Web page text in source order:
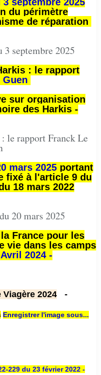
du périmètre
de réparation
septembre 2025
: le rapport
Guen
sur organisation
des Harkis -
le rapport Franck Le
mars 2025portant
fixé à l'article 9 du
18 mars 2022
20 mars 2025
France pour les
vie dans les camps
2024 -
Viagère 2024 -
Enregistrer l'image sous...
229 du 23 février 2022 -